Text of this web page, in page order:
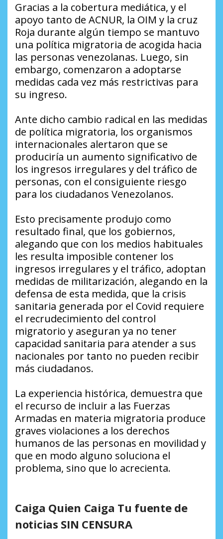
Gracias a la cobertura mediática, y el
apoyo tanto de ACNUR, la OIM y la cruz
Roja durante algún tiempo se mantuvo
una política migratoria de acogida hacia
las personas venezolanas. Luego, sin
embargo, comenzaron a adoptarse
medidas cada vez más restrictivas para
su ingreso.
Ante dicho cambio radical en las medidas
de política migratoria, los organismos
internacionales alertaron que se
produciría un aumento significativo de
los ingresos irregulares y del tráfico de
personas, con el consiguiente riesgo
para los ciudadanos Venezolanos.
Esto precisamente produjo como
resultado final, que los gobiernos,
alegando que con los medios habituales
les resulta imposible contener los
ingresos irregulares y el tráfico, adoptan
medidas de militarización, alegando en la
defensa de esta medida, que la crisis
sanitaria generada por el Covid requiere
el recrudecimiento del control
migratorio y aseguran ya no tener
capacidad sanitaria para atender a sus
nacionales por tanto no pueden recibir
más ciudadanos.
La experiencia histórica, demuestra que
el recurso de incluir a las Fuerzas
Armadas en materia migratoria produce
graves violaciones a los derechos
humanos de las personas en movilidad y
que en modo alguno soluciona el
problema, sino que lo acrecienta.
Caiga Quien Caiga Tu fuente de
noticias SIN CENSURA